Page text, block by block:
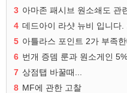
3 아마존 패시브 원소쇄도 관
4 데드아이 라샷 뉴비 입니다
5 아틀라스 포인트 2가 부족
6 번개 증뎀 룬과 원소게인
7 상점탭 바꿀때...
8 MF에 관한 고찰